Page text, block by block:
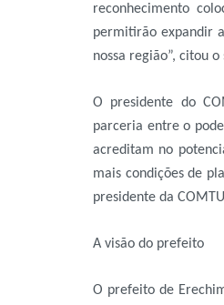
reconhecimento
permitirão expandir
nossa região”, citou
O presidente do
parceria entre o
acreditam no
mais condições de
presidente da
A visão do prefeito
O prefeito de